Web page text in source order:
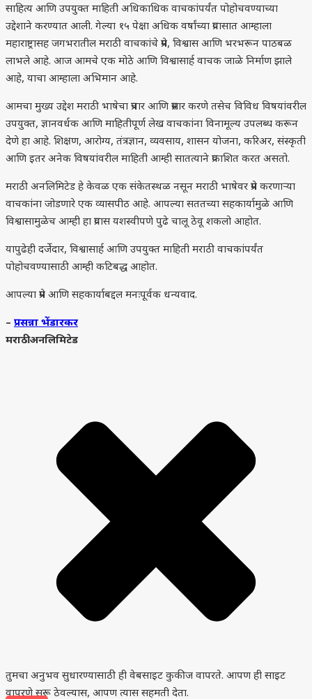
साहित्य आणि उपयुक्त माहिती अधिकाधिक वाचकांपर्यंत पोहोचवण्याच्या
उद्देशाने करण्यात आली. गेल्या १५ पेक्षा अधिक वर्षांच्या प्रवासात आम्हाला
महाराष्ट्रासह जगभरातील मराठी वाचकांचे प्रेम, विश्वास आणि भरभरून पाठबळ
लाभले आहे. आज आमचे एक मोठे आणि विश्वासार्ह वाचक जाळे निर्माण झाले
आहे, याचा आम्हाला अभिमान आहे.
आमचा मुख्य उद्देश मराठी भाषेचा प्रचार आणि प्रसार करणे तसेच विविध विषयांवरील
उपयुक्त, ज्ञानवर्धक आणि माहितीपूर्ण लेख वाचकांना विनामूल्य उपलब्ध करून
देणे हा आहे. शिक्षण, आरोग्य, तंत्रज्ञान, व्यवसाय, शासन योजना, करिअर, संस्कृती
आणि इतर अनेक विषयांवरील माहिती आम्ही सातत्याने प्रकाशित करत असतो.
मराठी अनलिमिटेड हे केवळ एक संकेतस्थळ नसून मराठी भाषेवर प्रेम करणाऱ्या
वाचकांना जोडणारे एक व्यासपीठ आहे. आपल्या सततच्या सहकार्यामुळे आणि
विश्वासामुळेच आम्ही हा प्रवास यशस्वीपणे पुढे चालू ठेवू शकलो आहोत.
यापुढेही दर्जेदार, विश्वासार्ह आणि उपयुक्त माहिती मराठी वाचकांपर्यंत
पोहोचवण्यासाठी आम्ही कटिबद्ध आहोत.
आपल्या प्रेम आणि सहकार्याबद्दल मनःपूर्वक धन्यवाद.
– प्रसन्ना भेंडारकर
मराठी अनलिमिटेड
तुमचा अनुभव सुधारण्यासाठी ही वेबसाइट कुकीज वापरते. आपण ही साइट
वापरणे सुरू ठेवल्यास, आपण त्यास सहमती देता.